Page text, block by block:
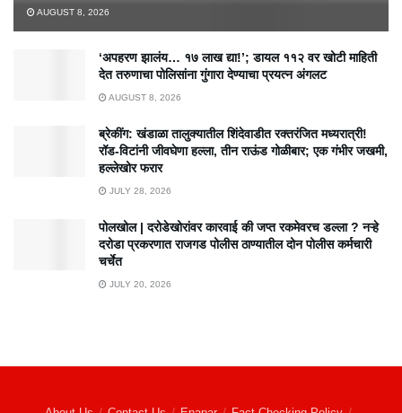
AUGUST 8, 2026
‘अपहरण झालंय… १७ लाख द्या!’; डायल ११२ वर खोटी माहिती
देत तरुणाचा पोलिसांना गुंगारा देण्याचा प्रयत्न अंगलट
AUGUST 8, 2026
ब्रेकींग: खंडाळा तालुक्यातील शिंदेवाडीत रक्तरंजित मध्यरात्री!
रॉड-विटांनी जीवघेणा हल्ला, तीन राऊंड गोळीबार; एक गंभीर जखमी,
हल्लेखोर फरार
JULY 28, 2026
पोलखोल | दरोडेखोरांवर कारवाई की जप्त रकमेवरच डल्ला ? नऱ्हे
दरोडा प्रकरणात राजगड पोलीस ठाण्यातील दोन पोलीस कर्मचारी
चर्चेत
JULY 20, 2026